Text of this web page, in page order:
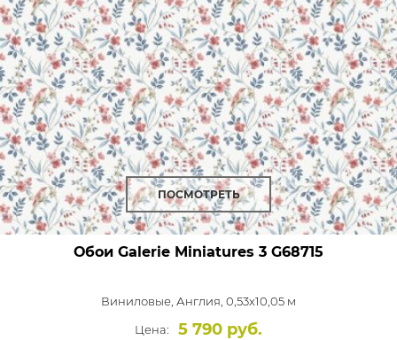
ПОСМОТРЕТЬ
Обои Galerie Miniatures 3 G68715
Виниловые, Англия, 0,53x10,05 м
Цена:
5 790 руб.